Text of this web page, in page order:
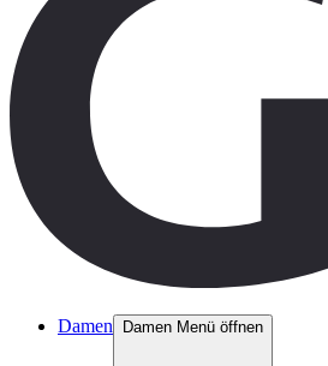
Damen Damen Menü öffnen